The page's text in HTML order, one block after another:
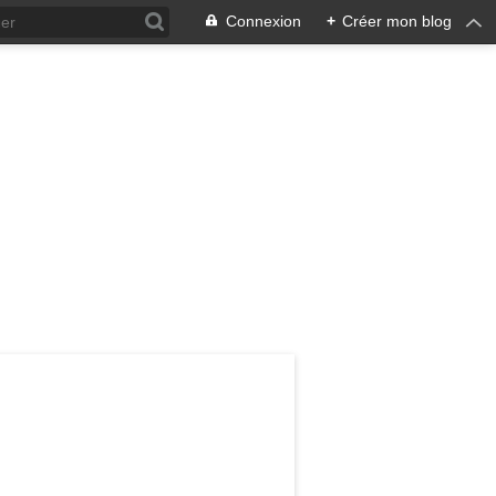
Connexion + Créer mon blog